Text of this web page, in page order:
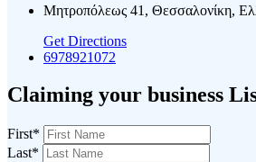
Μητροπόλεως 41, Θεσσαλονίκη,
Get Directions
6978921072
Claiming your business
First*
Last*